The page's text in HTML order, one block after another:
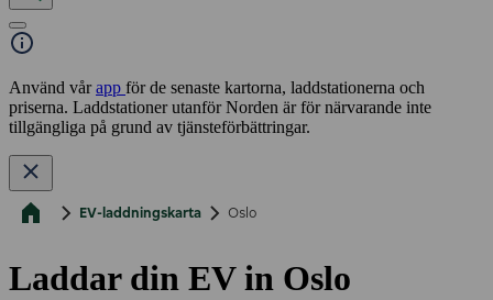
Använd vårapp för de senaste kartorna, laddstationerna och
priserna. Laddstationer utanför Norden är för närvarande inte
tillgängliga på grund av tjänsteförbättringar.
EV-laddningskarta Oslo
Laddar din EV in Oslo